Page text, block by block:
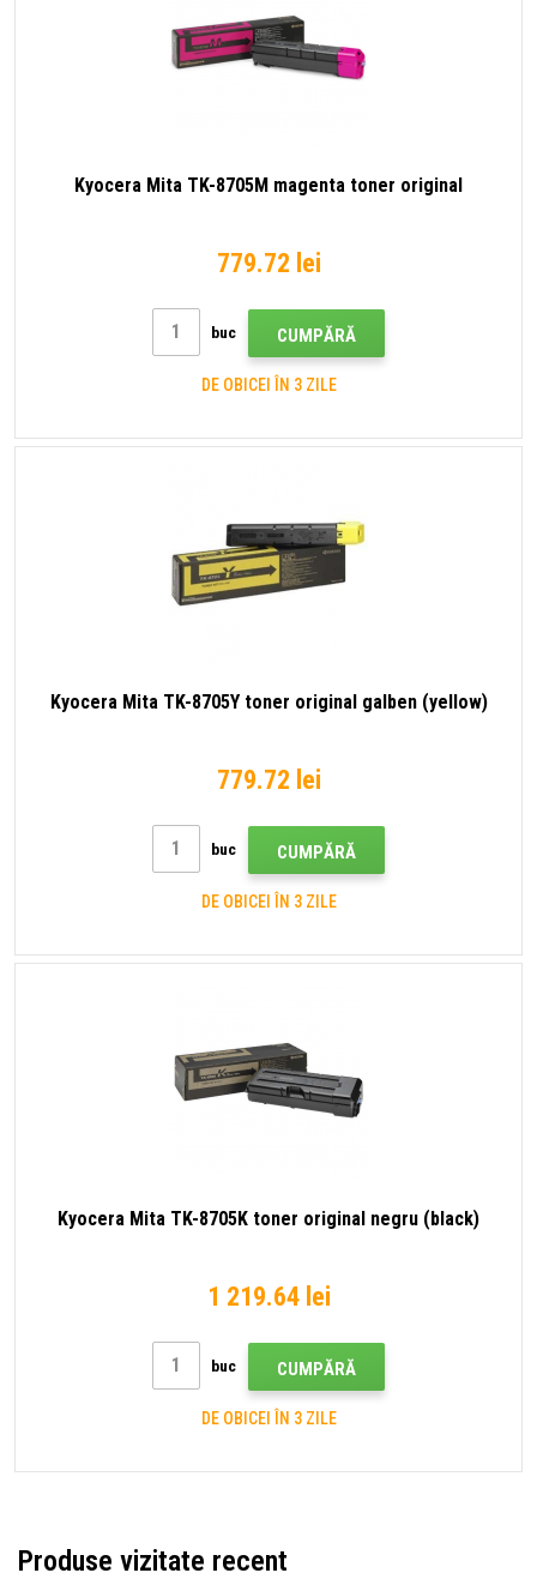
Kyocera Mita TK-8705M magenta toner original
779.72 lei
buc CUMPĂRĂ
DE OBICEI ÎN 3 ZILE
Kyocera Mita TK-8705Y toner original galben (yellow)
779.72 lei
buc CUMPĂRĂ
DE OBICEI ÎN 3 ZILE
Kyocera Mita TK-8705K toner original negru (black)
1 219.64 lei
buc CUMPĂRĂ
DE OBICEI ÎN 3 ZILE
Produse vizitate recent